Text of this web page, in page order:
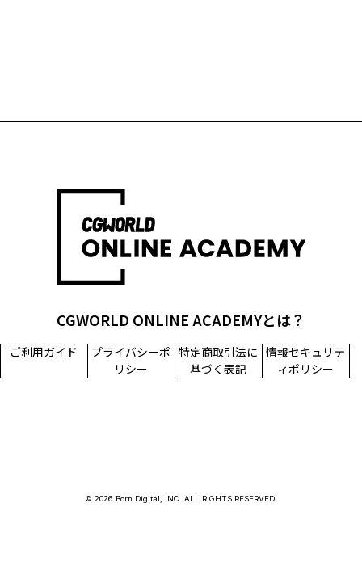
CGWORLD ONLINE ACADEMYとは？
ご利用ガイド
プライバシーポ
リシー
特定商取引法に
基づく表記
情報セキュリテ
ィポリシー
© 2026 Born Digital, INC. ALL RIGHTS RESERVED.